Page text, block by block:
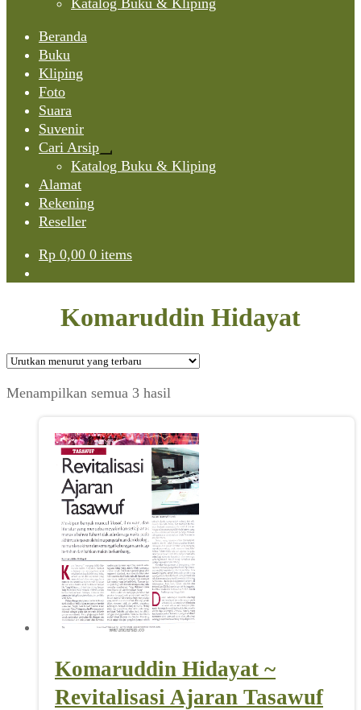
Katalog Buku & Kliping
Beranda
Buku
Kliping
Foto
Suara
Suvenir
Cari Arsip
Expand
child
Katalog Buku & Kliping
Alamat
Rekening
Reseller
Rp 0,00 0 items
Komaruddin Hidayat
Menampilkan semua 3 hasil
yang
terbaru
Komaruddin Hidayat ~
Revitalisasi Ajaran Tasawuf